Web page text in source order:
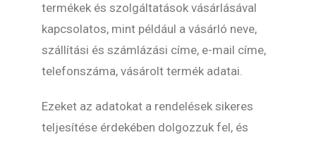
termékek és szolgáltatások vásárlásával
kapcsolatos, mint például a vásárló neve,
szállítási és számlázási címe, e-mail címe,
telefonszáma, vásárolt termék adatai.
Ezeket az adatokat a rendelések sikeres
teljesítése érdekében dolgozzuk fel, és